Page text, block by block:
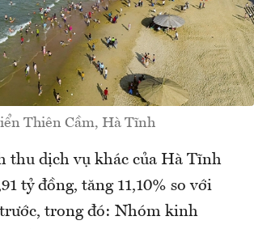
Thiên Cầm, Hà Tĩnh
thu dịch vụ khác của Hà Tĩnh
tỷ đồng, tăng 11,10% so với
trong đó: Nhóm kinh